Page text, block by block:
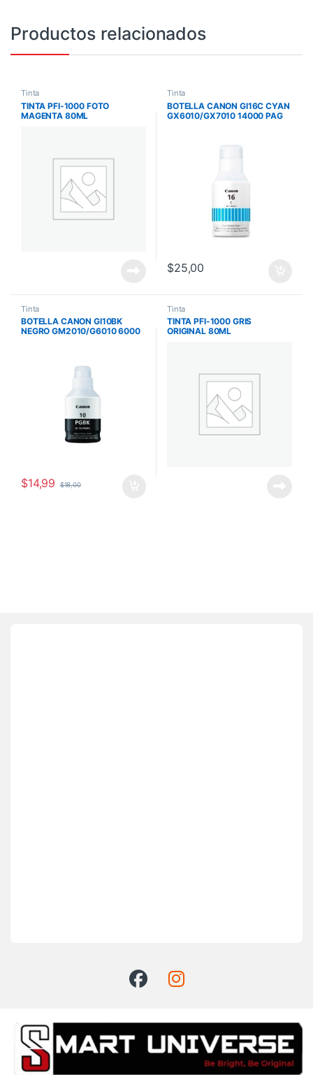
Productos relacionados
Tinta
TINTA PFI-1000 FOTO
MAGENTA 80ML
Tinta
BOTELLA CANON GI16C CYAN
GX6010/GX7010 14000 PAG
$25,00
Tinta
BOTELLA CANON GI10BK
NEGRO GM2010/G6010 6000
$14,99 $18,00
Tinta
TINTA PFI-1000 GRIS
ORIGINAL 80ML